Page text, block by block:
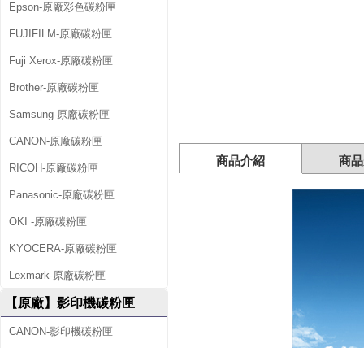
2
1
A
C
E
3
2
2
A
Epson-原廠彩色碳粉匣
FUJIFILM-原廠碳粉匣
Fuji Xerox-原廠碳粉匣
Brother-原廠碳粉匣
Samsung-原廠碳粉匣
CANON-原廠碳粉匣
RICOH-原廠碳粉匣
Panasonic-原廠碳粉匣
OKI -原廠碳粉匣
KYOCERA-原廠碳粉匣
Lexmark-原廠碳粉匣
【原廠】影印機碳粉匣
CANON-影印機碳粉匣
商品介紹 商